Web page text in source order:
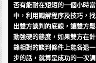
否有能耐在短短的一個小時當
中，利用調解程序及技巧，找
出雙方談判的底線，讓雙方鬆
動強硬的態度，如果雙方在針
鋒相對的談判條件上能各退一
步的話，就算是成功的一次調